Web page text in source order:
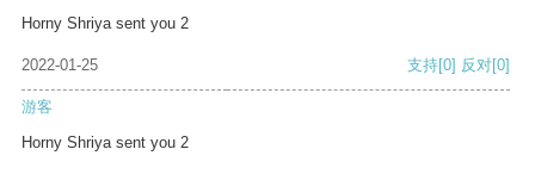
Horny Shriya sent you 2
2022-01-25 支持[0] 反对[0]
游客
Horny Shriya sent you 2